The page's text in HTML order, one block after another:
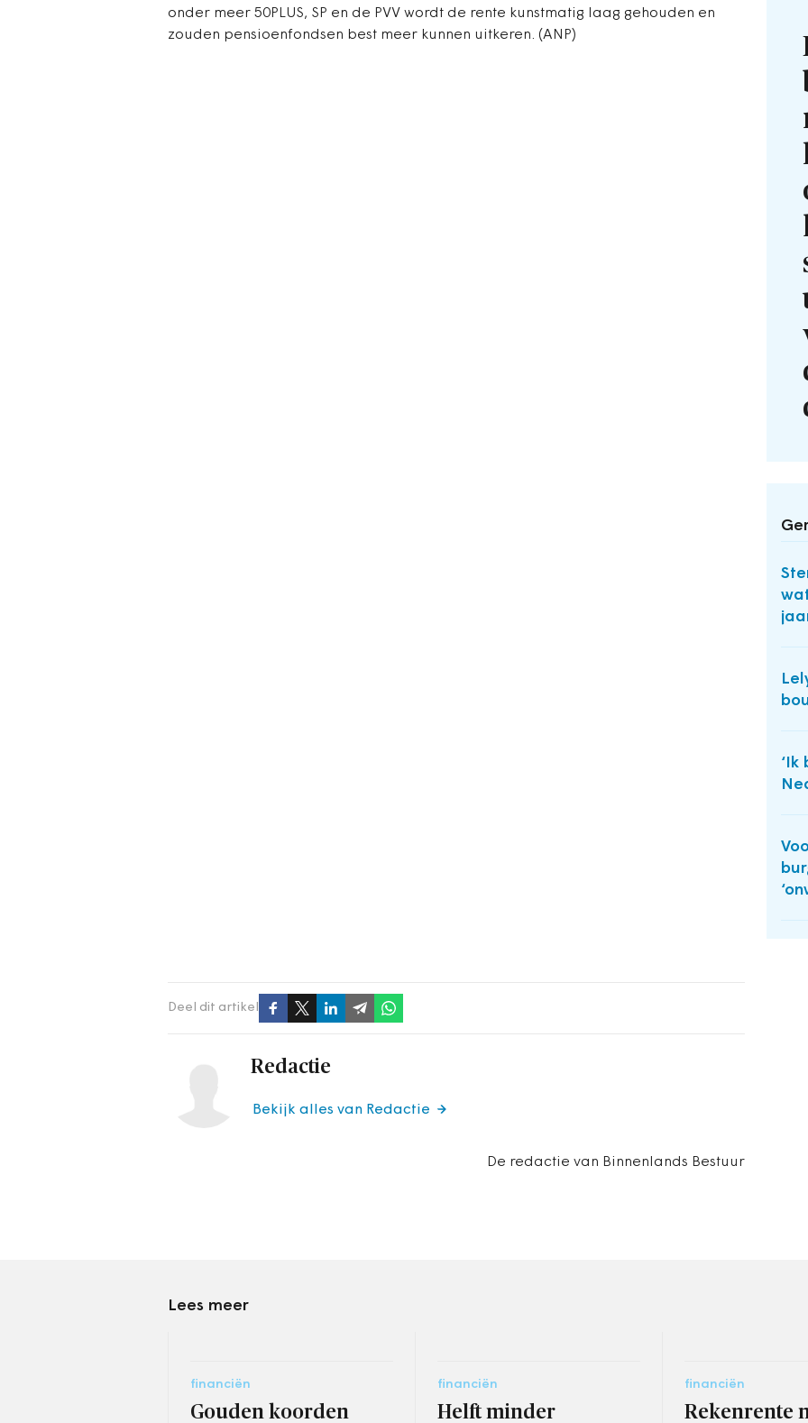
‘Ik
onder meer 50PLUS, SP en de PVV wordt de rente kunstmatig laag gehouden en
zouden pensioenfondsen best meer kunnen uitkeren. (ANP)
Deel dit artikel
Redactie
De redactie van Binnenlands Bestuur
Bekijk alles van Redactie
Lees meer
financiën
Gouden koorden
financiën
Helft minder
financiën
Rekenrente